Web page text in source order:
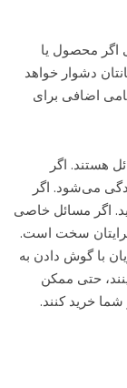
اگر محصول یا
دشوار خواهد
اضافی برای
هستند. اگر
می‌شود. اگر
اگر مسائل خاصی
برایتان سخت است.
با گوش دادن به
حتی ممکن
خرید کنند.